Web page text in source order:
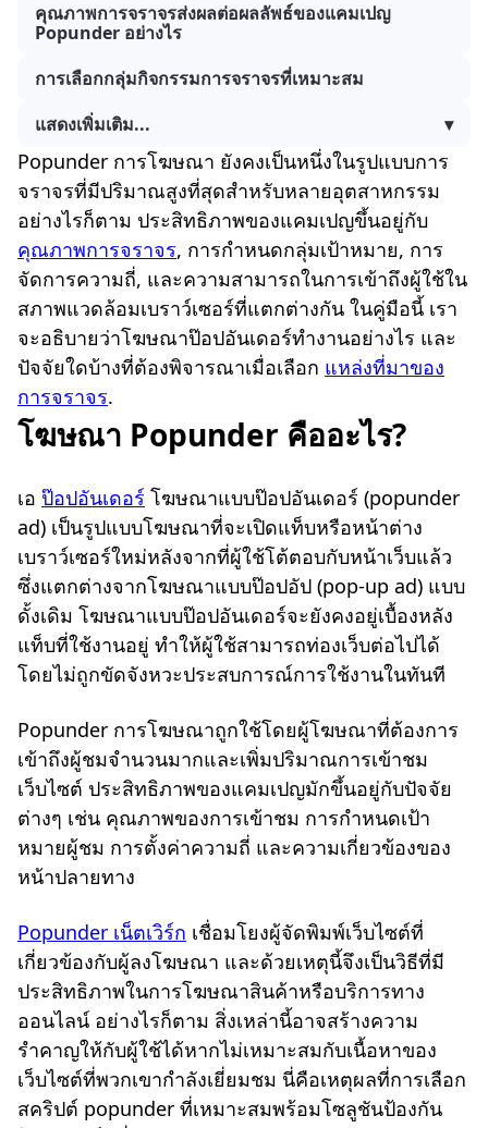
คุณภาพการจราจรส่งผลต่อผลลัพธ์ของแคมเปญ
Popunder อย่างไร
การเลือกกลุ่มกิจกรรมการจราจรที่เหมาะสม
แสดงเพิ่มเติม...
▾
Popunder การโฆษณา ยังคงเป็นหนึ่งในรูปแบบการ
จราจรที่มีปริมาณสูงที่สุดสำหรับหลายอุตสาหกรรม
อย่างไรก็ตาม ประสิทธิภาพของแคมเปญขึ้นอยู่กับ
คุณภาพการจราจร, การกำหนดกลุ่มเป้าหมาย, การ
จัดการความถี่, และความสามารถในการเข้าถึงผู้ใช้ใน
สภาพแวดล้อมเบราว์เซอร์ที่แตกต่างกัน ในคู่มือนี้ เรา
จะอธิบายว่าโฆษณาป๊อปอันเดอร์ทำงานอย่างไร และ
ปัจจัยใดบ้างที่ต้องพิจารณาเมื่อเลือก แหล่งที่มาของ
การจราจร.
โฆษณา Popunder คืออะไร?
เอ ป๊อปอันเดอร์ โฆษณาแบบป๊อปอันเดอร์ (popunder
ad) เป็นรูปแบบโฆษณาที่จะเปิดแท็บหรือหน้าต่าง
เบราว์เซอร์ใหม่หลังจากที่ผู้ใช้โต้ตอบกับหน้าเว็บแล้ว
ซึ่งแตกต่างจากโฆษณาแบบป๊อปอัป (pop-up ad) แบบ
ดั้งเดิม โฆษณาแบบป๊อปอันเดอร์จะยังคงอยู่เบื้องหลัง
แท็บที่ใช้งานอยู่ ทำให้ผู้ใช้สามารถท่องเว็บต่อไปได้
โดยไม่ถูกขัดจังหวะประสบการณ์การใช้งานในทันที
Popunder การโฆษณาถูกใช้โดยผู้โฆษณาที่ต้องการ
เข้าถึงผู้ชมจำนวนมากและเพิ่มปริมาณการเข้าชม
เว็บไซต์ ประสิทธิภาพของแคมเปญมักขึ้นอยู่กับปัจจัย
ต่างๆ เช่น คุณภาพของการเข้าชม การกำหนดเป้า
หมายผู้ชม การตั้งค่าความถี่ และความเกี่ยวข้องของ
หน้าปลายทาง
Popunder เน็ตเวิร์ก เชื่อมโยงผู้จัดพิมพ์เว็บไซต์ที่
เกี่ยวข้องกับผู้ลงโฆษณา และด้วยเหตุนี้จึงเป็นวิธีที่มี
ประสิทธิภาพในการโฆษณาสินค้าหรือบริการทาง
ออนไลน์ อย่างไรก็ตาม สิ่งเหล่านี้อาจสร้างความ
รำคาญให้กับผู้ใช้ได้หากไม่เหมาะสมกับเนื้อหาของ
เว็บไซต์ที่พวกเขากำลังเยี่ยมชม นี่คือเหตุผลที่การเลือก
สคริปต์ popunder ที่เหมาะสมพร้อมโซลูชันป้องกัน